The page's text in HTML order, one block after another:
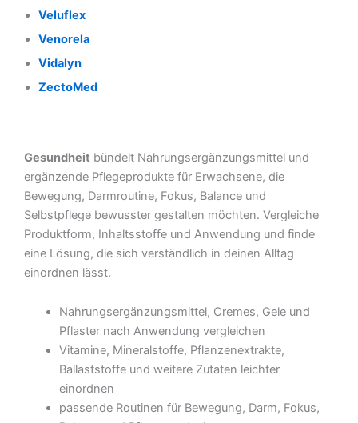
Veluflex
Venorela
Vidalyn
ZectoMed
Gesundheit bündelt Nahrungsergänzungsmittel und
ergänzende Pflegeprodukte für Erwachsene, die
Bewegung, Darmroutine, Fokus, Balance und
Selbstpflege bewusster gestalten möchten. Vergleiche
Produktform, Inhaltsstoffe und Anwendung und finde
eine Lösung, die sich verständlich in deinen Alltag
einordnen lässt.
Nahrungsergänzungsmittel, Cremes, Gele und
Pflaster nach Anwendung vergleichen
Vitamine, Mineralstoffe, Pflanzenextrakte,
Ballaststoffe und weitere Zutaten leichter
einordnen
passende Routinen für Bewegung, Darm, Fokus,